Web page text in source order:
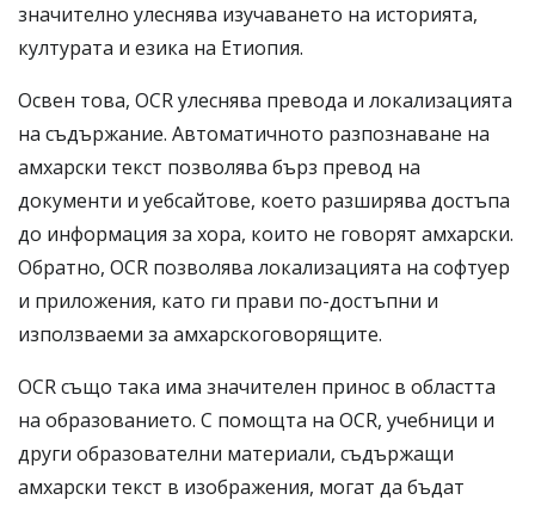
значително улеснява изучаването на историята,
културата и езика на Етиопия.
Освен това, OCR улеснява превода и локализацията
на съдържание. Автоматичното разпознаване на
амхарски текст позволява бърз превод на
документи и уебсайтове, което разширява достъпа
до информация за хора, които не говорят амхарски.
Обратно, OCR позволява локализацията на софтуер
и приложения, като ги прави по-достъпни и
използваеми за амхарскоговорящите.
OCR също така има значителен принос в областта
на образованието. С помощта на OCR, учебници и
други образователни материали, съдържащи
амхарски текст в изображения, могат да бъдат